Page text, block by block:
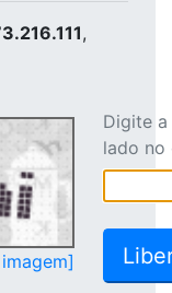
,
Digite
lado no